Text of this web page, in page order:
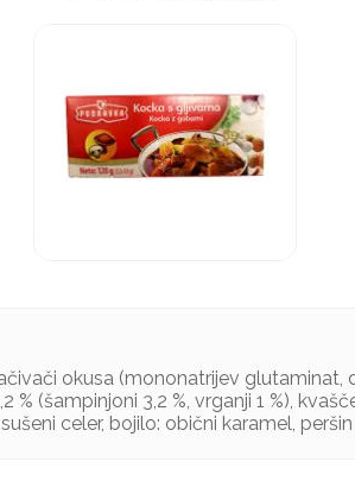
okusa (mononatrijev glutaminat,
% (šampinjoni 3,2 %, vrganji 1 %),
celer, bojilo: obični karamel,